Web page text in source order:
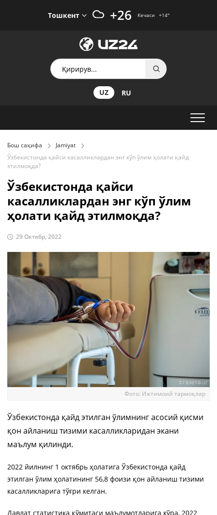
Тошкент +26 Кечаси +14°
UZ RU
Бош саҳифа
Jamiyat
Ўзбекистонда қайси касалликлардан энг кўп ўлим ҳолати қайд
этилмоқда?
Ўзбекистонда қайси
касалликлардан энг кўп ўлим
ҳолати қайд этилмоқда?
29 Октябр, 2022
Фото: Ижтимоий тармоқлар
Ўзбекистонда қайд этилган ўлимнинг асосий қисми
қон айланиш тизими касалликларидан экани
маълум қилинди.
2022 йилнинг 1 октябрь ҳолатига Ўзбекистонда қайд
этилган ўлим ҳолатининг 56,8 фоизи қон айланиш тизими
касалликларига тўғри келган.
Давлат статистика қўмитаси маълумотларига кўра, 2022